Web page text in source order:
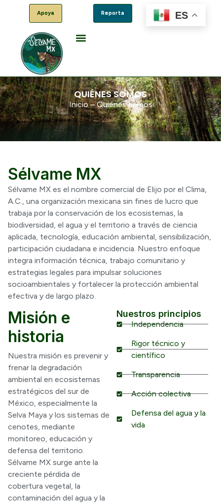
Apoya Reporta ES
QUIÉNES SOMOS
Inicio – Quiénes somos
Sélvame MX
Sélvame MX es el nombre comercial de Elijo por el Clima,
A.C., una organización mexicana sin fines de lucro que
trabaja por la conservación de los ecosistemas, la
biodiversidad, el agua y el territorio a través de ciencia
aplicada, tecnología, educación ambiental, sensibilización,
participación ciudadana e incidencia. Nuestro enfoque
integra información técnica, trabajo comunitario y
estrategias legales para impulsar soluciones
socioambientales y fortalecer la protección ambiental
efectiva y de largo plazo.
Misión e
historia
Nuestra misión es prevenir y
frenar la degradación
ambiental en ecosistemas
estratégicos del sur de
México, especialmente la
Selva Maya y los sistemas de
cenotes, mediante
monitoreo, educación y
defensa del territorio.
Sélvame MX surge ante la
creciente pérdida de
cobertura vegetal, la
contaminación del agua y la
Nuestros principios
Independencia
Rigor técnico y
científico
Transparencia
Acción colectiva
Defensa del agua y la
vida